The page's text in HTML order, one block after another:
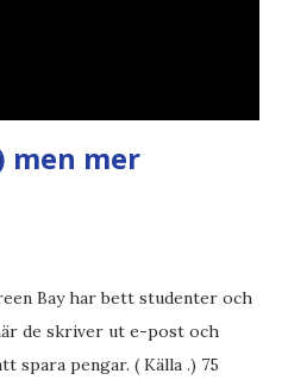
men mer
Bay har bett studenter och
de skriver ut e-post och
spara pengar. ( Källa .) 75